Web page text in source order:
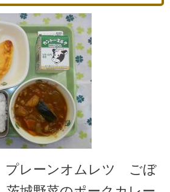
レーンオムレツ ごぼ